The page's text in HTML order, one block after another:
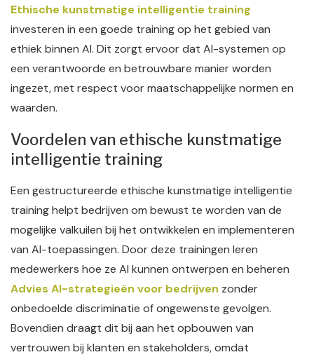
Ethische kunstmatige intelligentie training
investeren in een goede training op het gebied van
ethiek binnen AI. Dit zorgt ervoor dat AI-systemen op
een verantwoorde en betrouwbare manier worden
ingezet, met respect voor maatschappelijke normen en
waarden.
Voordelen van ethische kunstmatige
intelligentie training
Een gestructureerde ethische kunstmatige intelligentie
training helpt bedrijven om bewust te worden van de
mogelijke valkuilen bij het ontwikkelen en implementeren
van AI-toepassingen. Door deze trainingen leren
medewerkers hoe ze AI kunnen ontwerpen en beheren
Advies AI-strategieën voor bedrijven zonder
onbedoelde discriminatie of ongewenste gevolgen.
Bovendien draagt dit bij aan het opbouwen van
vertrouwen bij klanten en stakeholders, omdat